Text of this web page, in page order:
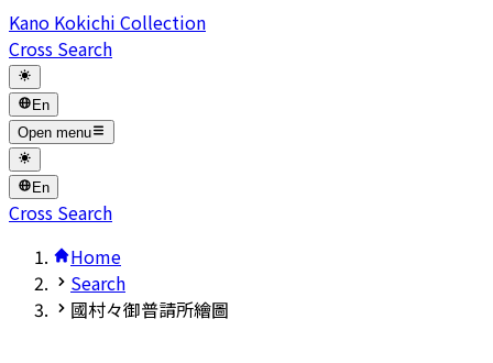
Kano Kokichi Collection
Cross Search
En
Open menu
En
Cross Search
Home
Search
國村々御普請所繪圖